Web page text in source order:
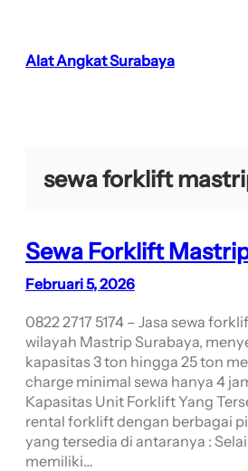
konten
Alat Angkat Surabaya
sewa forklift
Sewa Forklift
Februari 5, 2026
0822 2717 5174 – Jasa sewa
wilayah Mastrip Surabaya,
kapasitas 3 ton hingga 25 ton
charge minimal sewa hanya 4
Kapasitas Unit Forklift Yang
rental forklift dengan berbagai
yang tersedia di antaranya :
memiliki…